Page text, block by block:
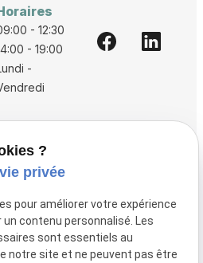
- 12:30
- 19:00
-
?
privée
pour améliorer votre expérience
contenu personnalisé. Les
sont essentiels au
notre site et ne peuvent pas être